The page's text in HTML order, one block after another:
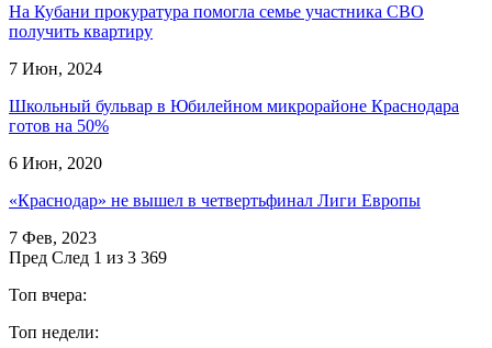
На Кубани прокуратура помогла семье участника СВО
получить квартиру
7 Июн, 2024
Школьный бульвар в Юбилейном микрорайоне Краснодара
готов на 50%
6 Июн, 2020
«Краснодар» не вышел в четвертьфинал Лиги Европы
7 Фев, 2023
Пред След 1 из 3 369
Топ вчера:
Топ недели: